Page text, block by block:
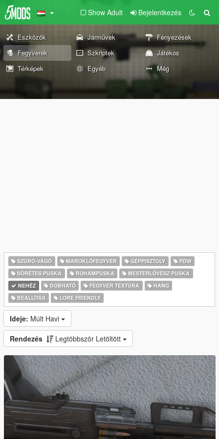
Show Adult Bejelentkezés
Eszközök Járművek
Fényezések
Fegyverek
Szkriptek
Játékos
Térképek
Egyéb Még
SZÚRÓ-VÁGÓ MAROKLŐFEGYVER GÉPPISZTOLY
PDW
SÖRÉTES PUSKA
ROHAMPUSKA
MESTERLÖVÉSZ PUSKA
NEHÉZ
DOBHATÓ FEGYVER TEXTÚRA
HANG
BEÁLLÍTÁS
LORE FRIENDLY
Ideje: Múlt Havi
Rendezés Legtöbbször Letöltött